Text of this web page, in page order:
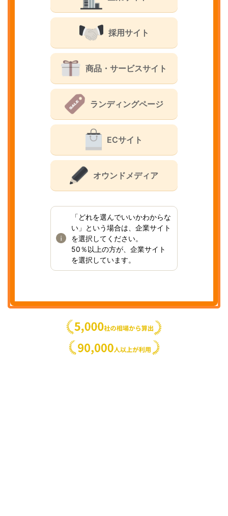
採用サイト
商品・サービスサイト
ランディングページ
ECサイト
オウンドメディア
「どれを選んでいいかわからな
い」という場合は、企業サイト
を選択してください。
50％以上の方が、企業サイト
を選択しています。